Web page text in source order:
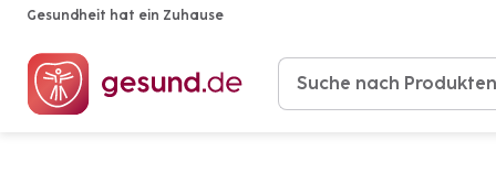
Gesundheit hat ein Zuhause